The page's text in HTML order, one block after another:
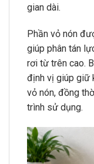
gian dài.
Phần vỏ nón
giúp phân tán
rơi từ trên cao.
định vị giúp giữ
vỏ nón, đồng
trình sử dụng.